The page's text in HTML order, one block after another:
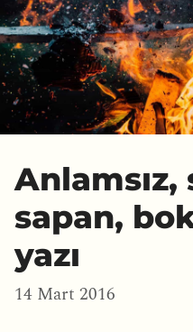
Anlamsız,
sapan,
yazı
14 Mart 2016